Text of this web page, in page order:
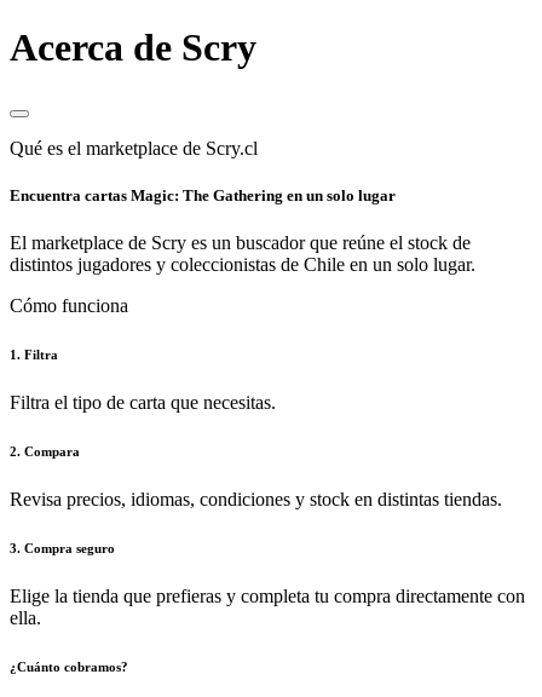
Acerca de Scry
Qué es el marketplace de Scry.cl
Encuentra cartas Magic: The Gathering en un solo lugar
El marketplace de Scry es un buscador que reúne el stock de
distintos jugadores y coleccionistas de Chile en un solo lugar.
Cómo funciona
1. Filtra
Filtra el tipo de carta que necesitas.
2. Compara
Revisa precios, idiomas, condiciones y stock en distintas tiendas.
3. Compra seguro
Elige la tienda que prefieras y completa tu compra directamente con
ella.
¿Cuánto cobramos?